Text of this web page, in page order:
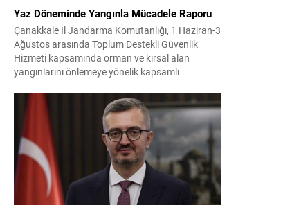
Yaz Döneminde Yangınla Mücadele Raporu
Çanakkale İl Jandarma Komutanlığı, 1 Haziran-3
Ağustos arasında Toplum Destekli Güvenlik
Hizmeti kapsamında orman ve kırsal alan
yangınlarını önlemeye yönelik kapsamlı
görev yapan 178 tim ve 742 personel, sahada
aktif olarak halkı bilinçlendirdi ve denetim
faaliyetleri gerçekleştirdi. Faaliyetler esnasında
bin 315 biçerdöver ve balya...